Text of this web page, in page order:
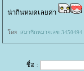
น่ากินหมดเลยค่า
ดย: สมาชิกหมายเลข 3450494
ชื่อ :